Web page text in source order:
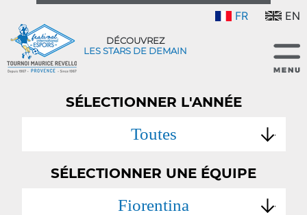
FR EN
DÉCOUVREZ
LES STARS DE DEMAIN
SÉLECTIONNER L'ANNÉE
Toutes
SÉLECTIONNER UNE ÉQUIPE
Fiorentina